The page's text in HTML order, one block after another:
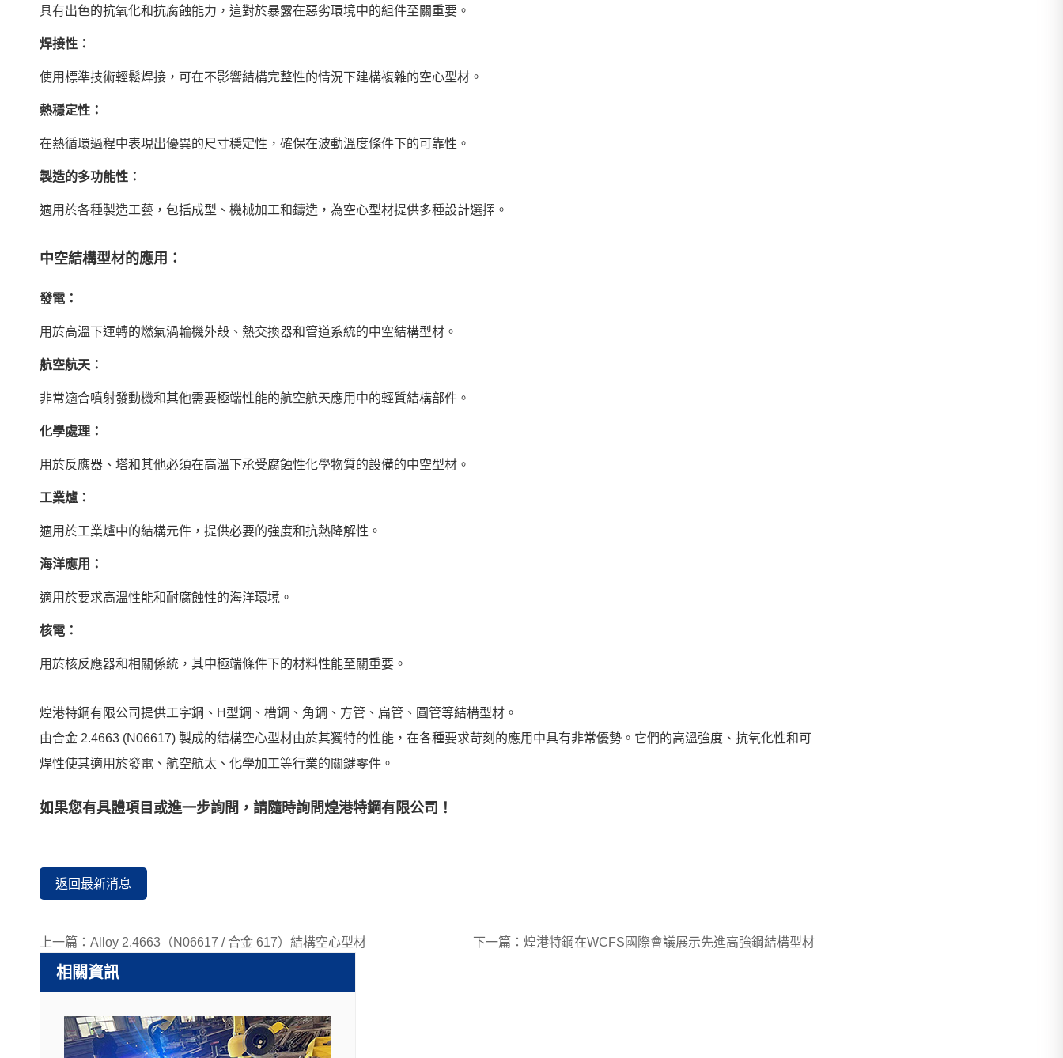
具有出色的抗氧化和抗腐蝕能力，這對於暴露在惡劣環境中的組件至關重要。
焊接性：
使用標準技術輕鬆焊接，可在不影響結構完整性的情況下建構複雜的空心型材。
熱穩定性：
在熱循環過程中表現出優異的尺寸穩定性，確保在波動溫度條件下的可靠性。
製造的多功能性：
適用於各種製造工藝，包括成型、機械加工和鑄造，為空心型材提供多種設計選擇。
中空結構型材的應用：
發電：
用於高溫下運轉的燃氣渦輪機外殼、熱交換器和管道系統的中空結構型材。
航空航天：
非常適合噴射發動機和其他需要極端性能的航空航天應用中的輕質結構部件。
化學處理：
用於反應器、塔和其他必須在高溫下承受腐蝕性化學物質的設備的中空型材。
工業爐：
適用於工業爐中的結構元件，提供必要的強度和抗熱降解性。
海洋應用：
適用於要求高溫性能和耐腐蝕性的海洋環境。
核電：
用於核反應器和相關係統，其中極端條件下的材料性能至關重要。
煌港特鋼有限公司提供工字鋼、H型鋼、槽鋼、角鋼、方管、扁管、圓管等結構型材。
由合金 2.4663 (N06617) 製成的結構空心型材由於其獨特的性能，在各種要求苛刻的應用中具有非常優勢。它們的高溫強度、抗氧化性和可
焊性使其適用於發電、航空航太、化學加工等行業的關鍵零件。
如果您有具體項目或進一步詢問，請隨時詢問煌港特鋼有限公司 ！
返回最新消息
上一篇： Alloy 2.4663（N06617 / 合金 617）結構空心型材 下一篇： 煌港特鋼在WCFS國際會議展示先進高強鋼結構型材
相關資訊